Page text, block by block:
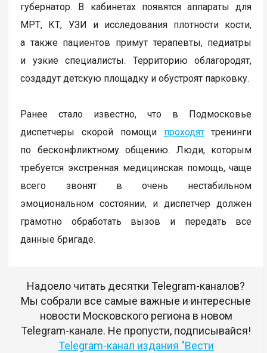
губернатор. В кабинетах появятся аппараты для
МРТ, КТ, УЗИ и исследования плотности кости,
а также пациентов примут терапевты, педиатры
и узкие специалисты. Территорию облагородят,
создадут детскую площадку и обустроят парковку.
Ранее стало известно, что в Подмосковье
диспетчеры скорой помощи проходяттренинги
по бесконфликтному общению. Люди, которым
требуется экстренная медицинская помощь, чаще
всего звонят в очень нестабильном
эмоциональном состоянии, и диспетчер должен
грамотно обработать вызов и передать все
данные бригаде.
Надоело читать десятки Telegram-каналов?
Мы собрали все самые важные и интересные
новости Московского региона в новом
Telegram-канале. Не пропусти, подписывайся!
Telegram-канал издания "Вести